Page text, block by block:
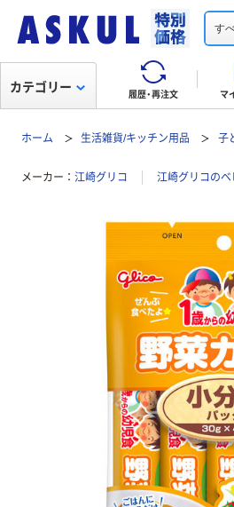
す
履歴・再注文 マ
カテゴリー
ホーム 生活雑貨/キッチン用品 子
メーカー 江崎グリコ 江崎グリコの